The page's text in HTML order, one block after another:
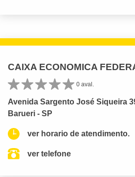
CAIXA ECONOMICA
0 aval.
Avenida Sargento José Siqueira
Barueri - SP
ver horario de atendimento.
ver telefone